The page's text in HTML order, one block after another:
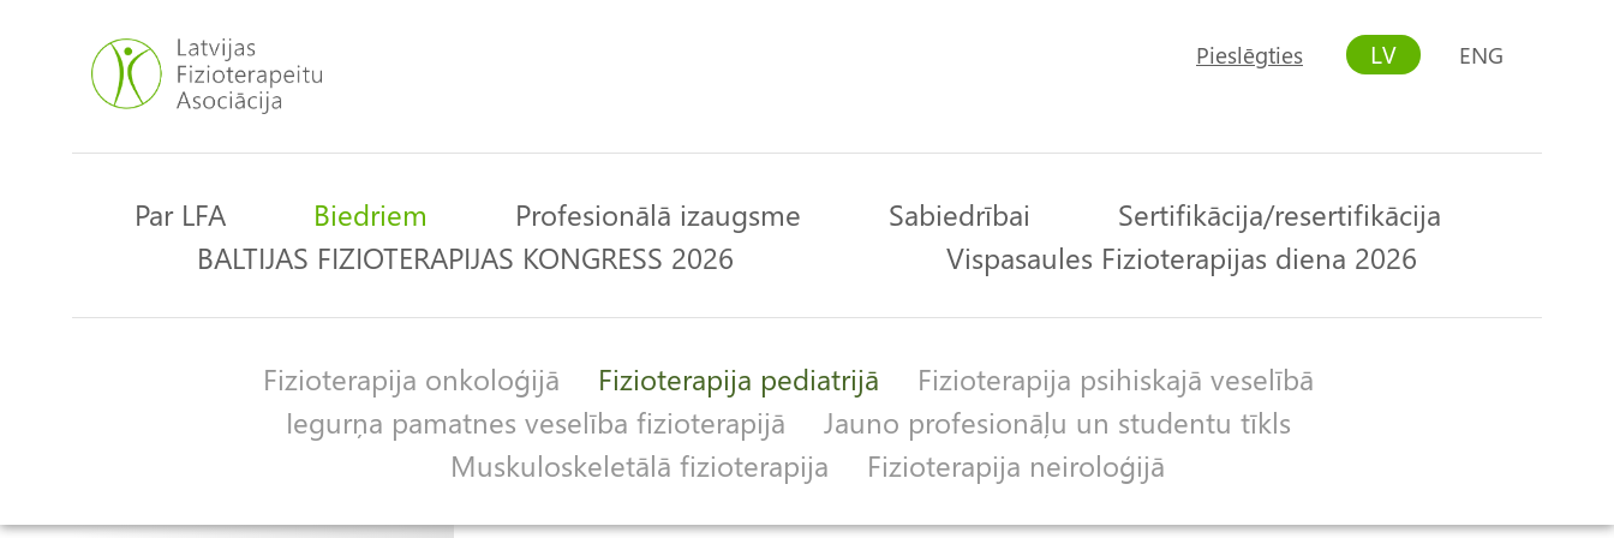
User
account
menu
Pieslēgties LV ENG
Main
Par LFA Biedriem Profesionālā izaugsme Sabiedrībai
Sertifikācija/resertifikācija
BALTIJAS FIZIOTERAPIJAS KONGRESS 2026
Vispasaules Fizioterapijas diena 2026
ApakšgrupasFizioterapija onkoloģijā Fizioterapija pediatrijā
Fizioterapija psihiskajā veselībā
Iegurņa pamatnes veselība fizioterapijā
Jauno profesionāļu un studentu tīkls
Muskuloskeletālā fizioterapija
Fizioterapija neiroloģijā